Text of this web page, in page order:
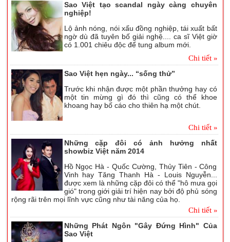
Sao Việt tạo scandal ngày càng chuyên
nghiệp!
Lộ ảnh nóng, nói xấu đồng nghiệp, tái xuất bất
ngờ dù đã tuyên bố giải nghệ.... ca sĩ Việt giờ
có 1.001 chiêu độc để tung album mới.
Chi tiết »
Sao Việt hẹn ngày... “sống thử”
Trước khi nhận được một phần thưởng hay có
một tin mừng gì đó thì cũng có thể khoe
khoang hay bố cáo cho thiên hạ một chút.
Chi tiết »
Những cặp đôi có ảnh hưởng nhất
showbiz Việt năm 2014
Hồ Ngọc Hà - Quốc Cường, Thủy Tiên - Công
Vinh hay Tăng Thanh Hà - Louis Nguyễn...
được xem là những cặp đôi có thể "hô mưa gọi
gió" trong giới giải trí hiện nay bởi độ phủ sóng
rộng rãi trên mọi lĩnh vực cũng như tài năng của họ.
Chi tiết »
Những Phát Ngôn "Gây Đứng Hình" Của
Sao Việt